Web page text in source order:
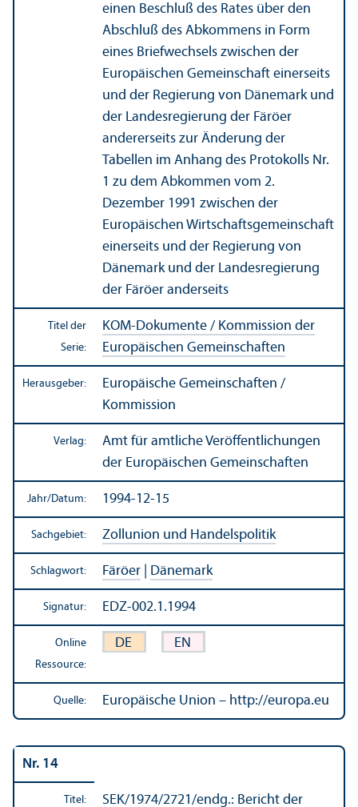
einen Beschluß des Rates über den
Abschluß des Abkommens in Form
eines Briefwechsels zwischen der
Europäischen Gemeinschaft einerseits
und der Regierung von Dänemark und
der Landes­regierung der Färöer
andererseits zur Änderung der
Tabellen im Anhang des Protokolls Nr.
1 zu dem Abkommen vom 2.
Dezember 1991 zwischen der
Europäischen Wirtschafts­gemeinschaft
einerseits und der Regierung von
Dänemark und der Landes­regierung
der Färöer anderseits
Titel der
Serie:
KOM-Dokumente / Kommission der
Europäischen Gemeinschaften
Herausgeber:
Europäische Gemeinschaften /
Kommission
Verlag:
Amt für amtliche Veröffentlichungen
der Europäischen Gemeinschaften
Jahr/Datum: 1994-12-15
Sachgebiet: Zollunion und Handels­politik
Schlagwort: Färöer Dänemark
Signatur: EDZ-002.1.1994
Online
Ressource:
DE EN
Quelle: Europäische Union – http://europa.eu
Nr. 14
Titel: SEK/1974/2721/endg.: Bericht der